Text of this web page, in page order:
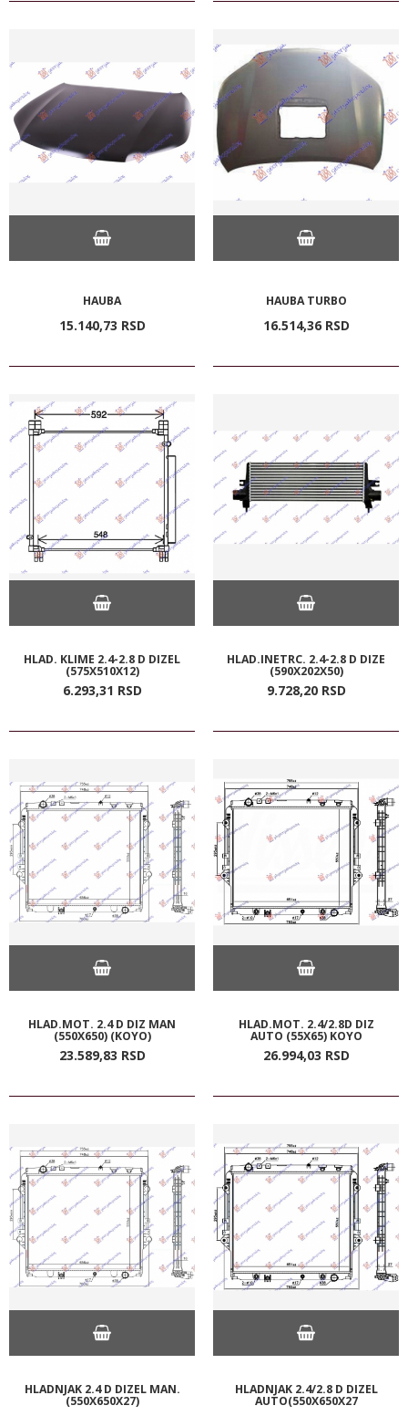
HAUBA
15.140,73 RSD
HAUBA TURBO
16.514,36 RSD
HLAD. KLIME 2.4-2.8 D DIZEL
(575X510X12)
6.293,31 RSD
HLAD.INETRC. 2.4-2.8 D DIZE
(590X202X50)
9.728,20 RSD
HLAD.MOT. 2.4 D DIZ MAN
(550X650) (KOYO)
23.589,83 RSD
HLAD.MOT. 2.4/2.8D DIZ
AUTO (55X65) KOYO
26.994,03 RSD
HLADNJAK 2.4 D DIZEL MAN.
(550X650X27)
HLADNJAK 2.4/2.8 D DIZEL
AUTO(550X650X27